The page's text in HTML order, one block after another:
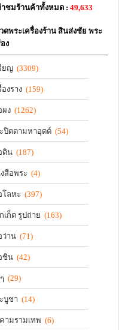
าชมร้านค้าทั้งหมด : 49,633
ดพระเครื่องร้าน สินส่งชัย พระ
ง
ยญ (3309)
องราง (159)
ผง (1262)
ปิดตามหาอุตต์ (54)
ดิน (187)
สือพระ (4)
โลหะ (397)
เก็ต รูปถ่าย (163)
ว่าน (71)
ชิน (42)
(29)
บูชา (14)
ามรามเทพ (6)